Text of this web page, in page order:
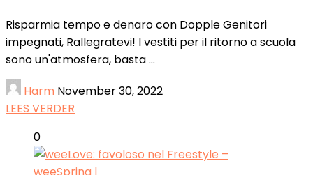
Risparmia tempo e denaro con Dopple Genitori
impegnati, Rallegratevi! I vestiti per il ritorno a scuola
sono un'atmosfera, basta ...
Harm November 30, 2022
LEES VERDER
0